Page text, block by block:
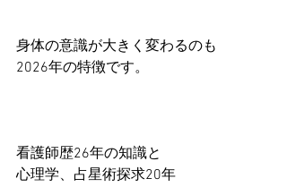
身体の意識が大きく変わるのも
2026年の特徴です。
看護師歴26年の知識と
心理学、占星術探求20年